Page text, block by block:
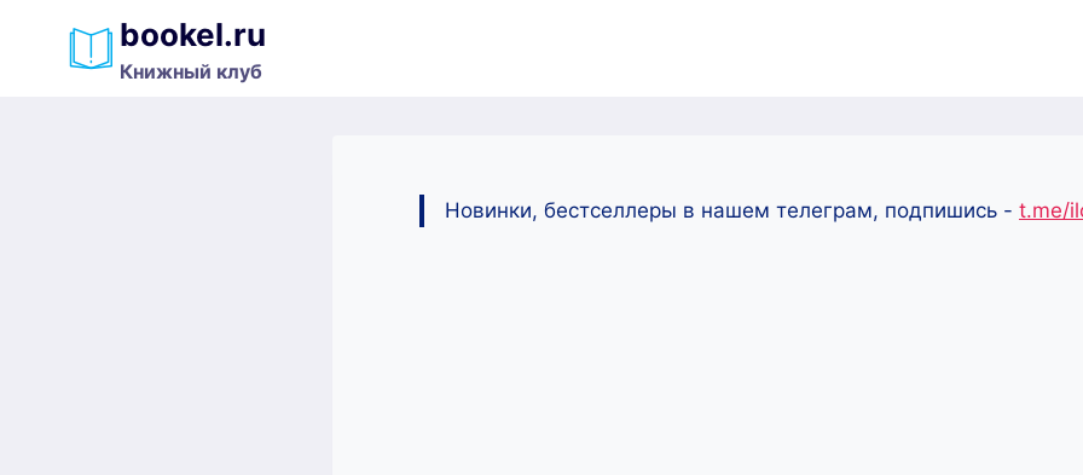
содержимому
bookel.ru
Книжный клуб
Новинки, бестселлеры в нашем телеграм, подпишись - t.me/